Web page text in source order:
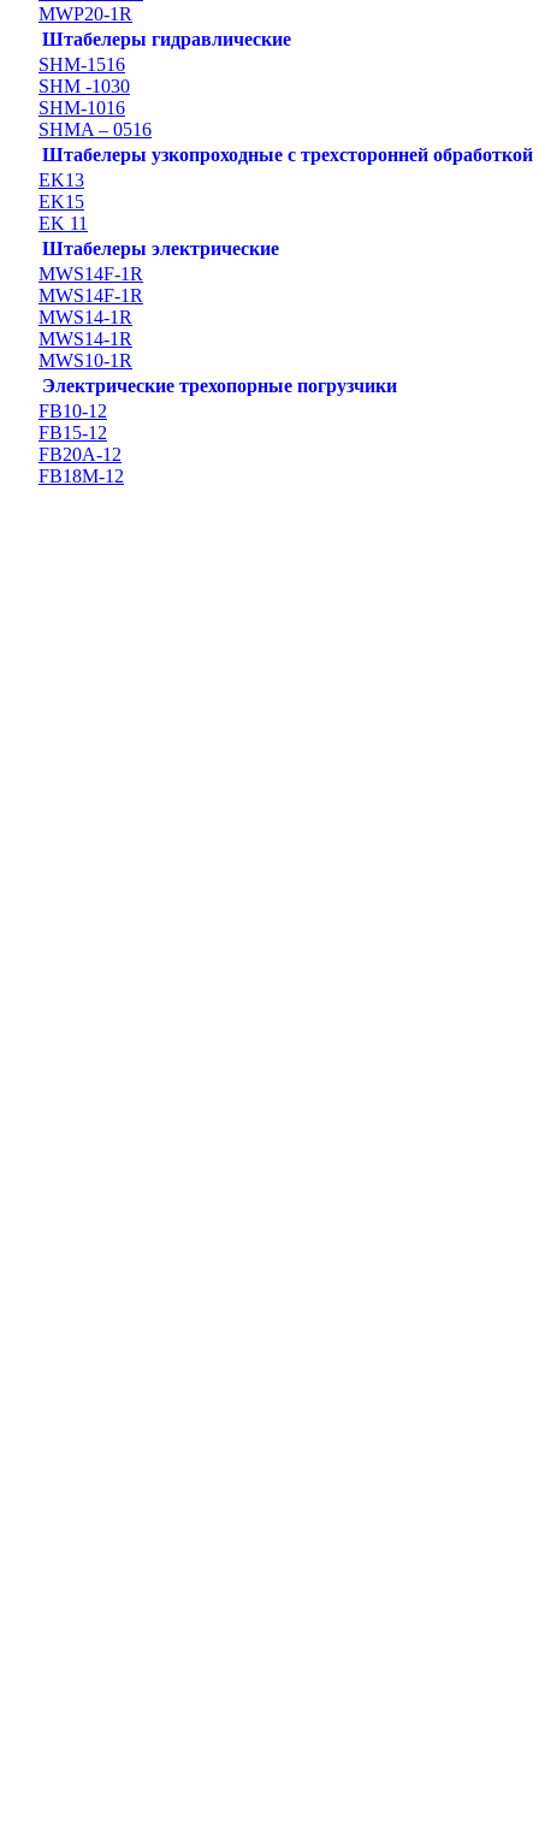
MWP20-1R
Штабелеры гидравлические
SHM-1516
SHM -1030
SHM-1016
SHMA – 0516
Штабелеры узкопроходные с трехсторонней обработкой
EK13
EK15
EK 11
Штабелеры электрические
MWS14F-1R
MWS14F-1R
MWS14-1R
MWS14-1R
MWS10-1R
Электрические трехопорные погрузчики
FB10-12
FB15-12
FB20А-12
FB18M-12